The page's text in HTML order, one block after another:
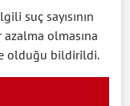
suç sayısının
olmasına
olduğu bildirildi.